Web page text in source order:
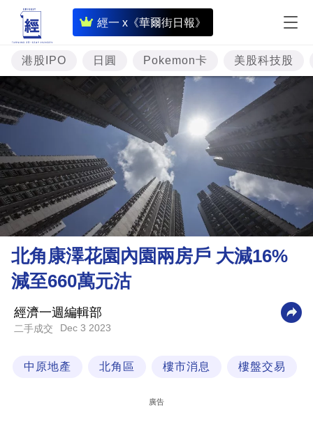
經一 x《華爾街日報》
即
時
財
經
題
資
樓
理
財
商
業
科
港股IPO 日圓 Pokemon卡 美股科技股
北角康澤花園內園兩房戶 大減16%
減至660萬元沽
經濟一週編輯部
二手成交 Dec 3 2023
中原地產 北角區 樓市消息 樓盤交易
廣告